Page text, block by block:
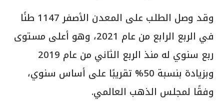
وقد وصل الطلب على المعدن الأصفر 1147 طنًا
في الربع الرابع من عام 2021، وهو أعلى مستوى
ربع سنوي له منذ الربع الثاني من عام 2019
وبزيادة بنسبة 50% تقريبًا على أساس سنوي،
وفقًا لمجلس الذهب العالمي.